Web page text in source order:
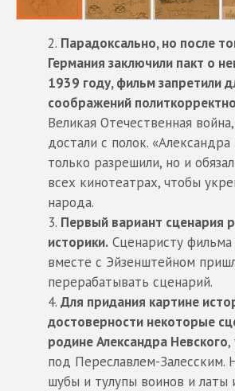
Парадоксально, но после
Германия заключили пакт о
1939 году, фильм запретили
соображений
Великая Отечественная
достали с полок.
только разрешили, но и
всех кинотеатрах, чтобы
народа.
Первый вариант сценария
историки. Сценаристу
вместе с Эйзенштейном
перерабатывать сценарий.
Для придания картине
достоверности некоторые
родине Александра Невского,
под Переславлем-Залесским.
шубы и тулупы воинов и